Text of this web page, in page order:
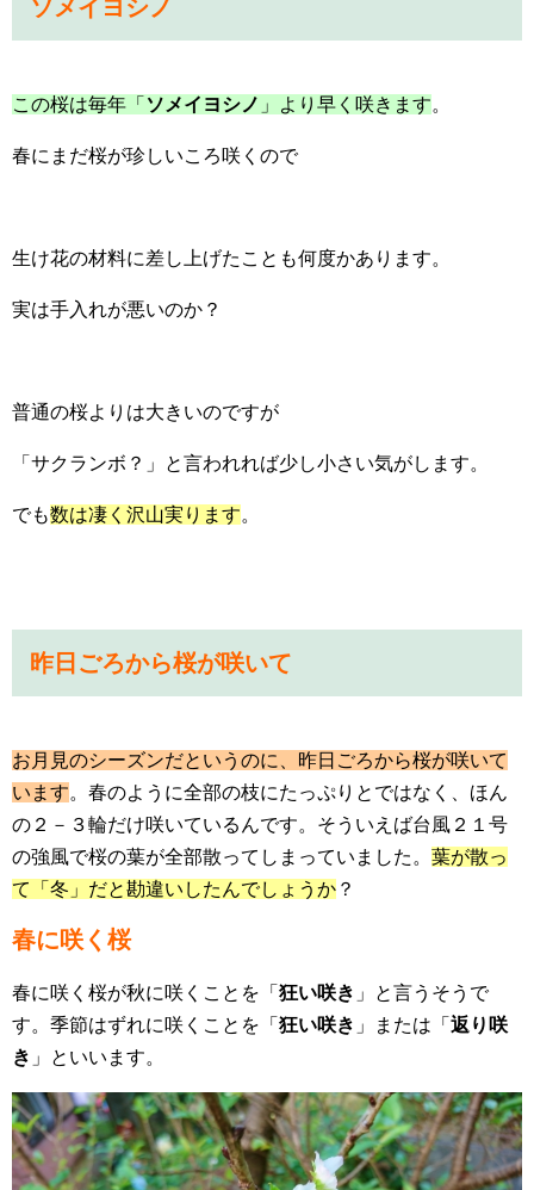
ソメイヨシノ
この桜は毎年「 ソメイヨシノ 」より早く咲きます。
春にまだ桜が珍しいころ咲くので
生け花の材料に差し上げたことも何度かあります。
実は手入れが悪いのか？
普通の桜よりは大きいのですが
「サクランボ？」と言われれば少し小さい気がします。
でも数は凄く沢山実ります。
昨日ごろから桜が咲いて
お月見のシーズンだというのに、 昨日ごろから桜が咲いて
います。春のように全部の枝にたっぷりとではなく、ほん
の２－３輪だけ咲いているんです。そういえば台風２１号
の強風で桜の葉が全部散ってしまっていました。 葉が散っ
て「冬」だと勘違いしたんでしょうか ？
春に咲く桜
春に咲く桜が秋に咲くことを「 狂い咲き 」と言うそうで
す。季節はずれに咲くことを「 狂い咲き 」または「 返り咲
き 」といいます。